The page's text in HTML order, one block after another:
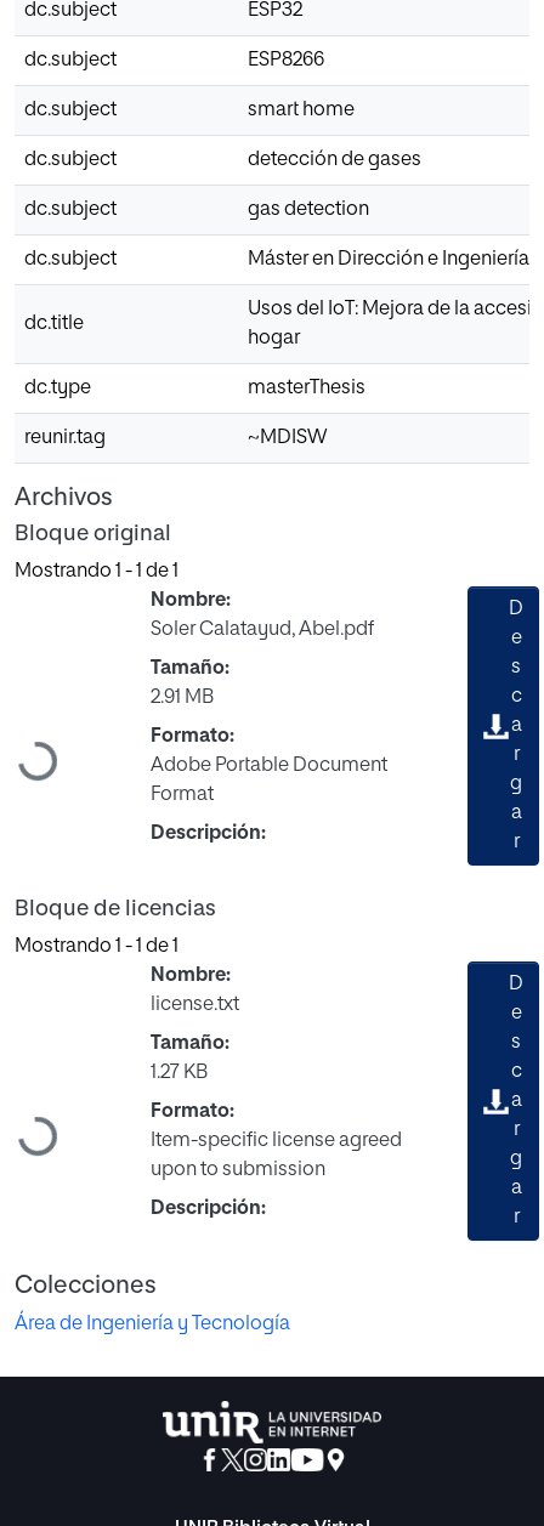
dc.subject ESP32
dc.subject ESP8266
dc.subject smart home
dc.subject detección de gases
dc.subject gas detection
dc.subject Máster en Dirección e Ingeniería
dc.title
Usos del IoT: Mejora de la
hogar
dc.type masterThesis
reunir.tag ~MDISW
Archivos
Bloque original
Mostrando 1 - 1 de 1
Cargando...
Nombre:
Soler Calatayud, Abel.pdf
Tamaño:
2.91 MB
Formato:
Adobe Portable Document
Format
Descripción:
D
e
s
c
a
r
g
a
r
Bloque de licencias
Mostrando 1 - 1 de 1
Cargando...
Nombre:
license.txt
Tamaño:
1.27 KB
Formato:
Item-specific license agreed
upon to submission
Descripción:
D
e
s
c
a
r
g
a
r
Colecciones
Área de Ingeniería y Tecnología